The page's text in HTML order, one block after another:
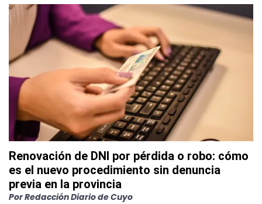
Renovación de DNI por pérdida o robo: cómo
es el nuevo procedimiento sin denuncia
previa en la provincia
PorRedacción Diario de Cuyo